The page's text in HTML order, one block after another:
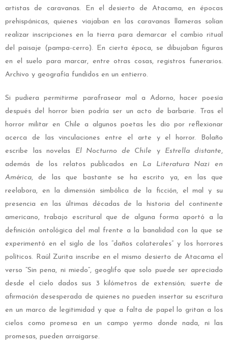
artistas de caravanas. En el desierto de Atacama, en épocas
prehispánicas, quienes viajaban en las caravanas llameras solían
realizar inscripciones en la tierra para demarcar el cambio ritual
del paisaje (pampa-cerro). En cierta época, se dibujaban figuras
en el suelo para marcar, entre otras cosas, registros funerarios.
Archivo y geografía fundidos en un entierro.
Si pudiera permitirme parafrasear mal a Adorno, hacer poesía
después del horror bien podría ser un acto de barbarie. Tras el
horror militar en Chile a algunos poetas les dio por reflexionar
acerca de las vinculaciones entre el arte y el horror. Bolaño
escribe las novelas El Nocturno de Chile y Estrella distante,
además de los relatos publicados en La Literatura Nazi en
América, de las que bastante se ha escrito ya, en las que
reelabora, en la dimensión simbólica de la ficción, el mal y su
presencia en las últimas décadas de la historia del continente
americano, trabajo escritural que de alguna forma aportó a la
definición ontológica del mal frente a la banalidad con la que se
experimentó en el siglo de los “daños colaterales” y los horrores
políticos. Raúl Zurita inscribe en el mismo desierto de Atacama el
verso “Sin pena, ni miedo”, geoglifo que solo puede ser apreciado
desde el cielo dados sus 3 kilómetros de extensión; suerte de
afirmación desesperada de quienes no pueden insertar su escritura
en un marco de legitimidad y que a falta de papel lo gritan a los
cielos como promesa en un campo yermo donde nada, ni las
promesas, pueden arraigarse.